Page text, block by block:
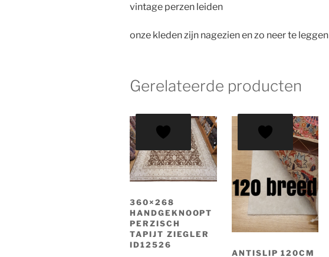
vintage perzen leiden
onze kleden zijn nagezien en zo neer te leggen
Gerelateerde producten
360×268
HANDGEKNOOPT
PERZISCH
TAPIJT ZIEGLER
ID12526
ANTISLIP 120CM